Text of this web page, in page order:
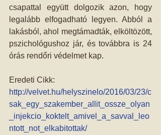
csapattal együtt dolgozik azon, hogy
legalább elfogadható legyen. Abból a
lakásból, ahol megtámadták, elköltözött,
pszichológushoz jár, és továbbra is 24
órás rendőri védelmet kap.
Eredeti Cikk:
http://velvet.hu/helyszinelo/2016/03/23/c
sak_egy_szakember_allit_ossze_olyan
_injekcio_koktelt_amivel_a_savval_leo
ntott_not_elkabitottak/